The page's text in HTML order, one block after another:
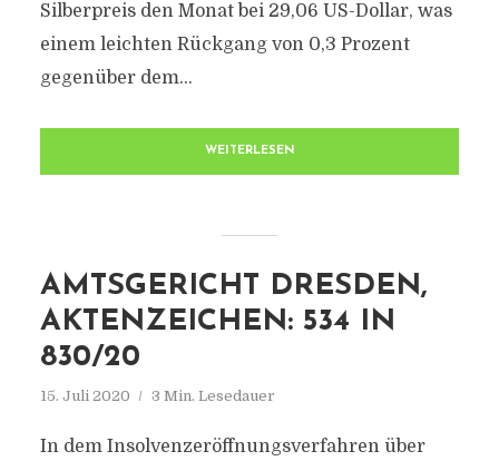
Silberpreis den Monat bei 29,06 US-Dollar, was
einem leichten Rückgang von 0,3 Prozent
gegenüber dem...
WEITERLESEN
AMTSGERICHT DRESDEN,
AKTENZEICHEN: 534 IN
830/20
15. Juli 2020 3 Min. Lesedauer
In dem Insolvenzeröffnungsverfahren über